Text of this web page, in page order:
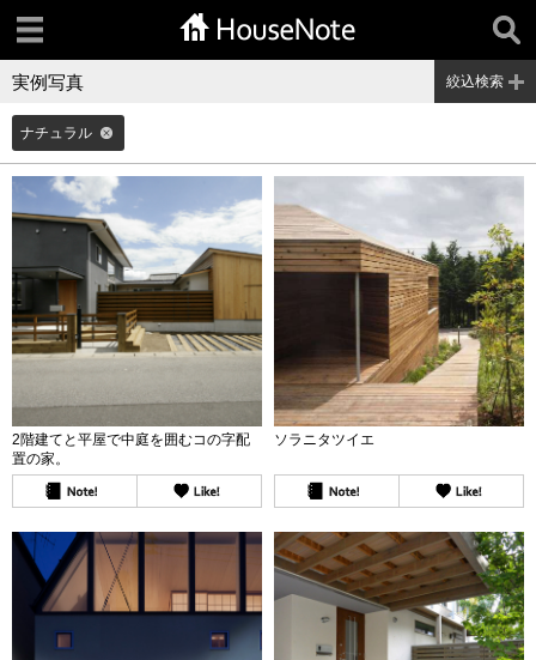
実例写真 絞込検索
ナチュラル
2階建てと平屋で中庭を囲むコの字配
置の家。
ソラニタツイエ